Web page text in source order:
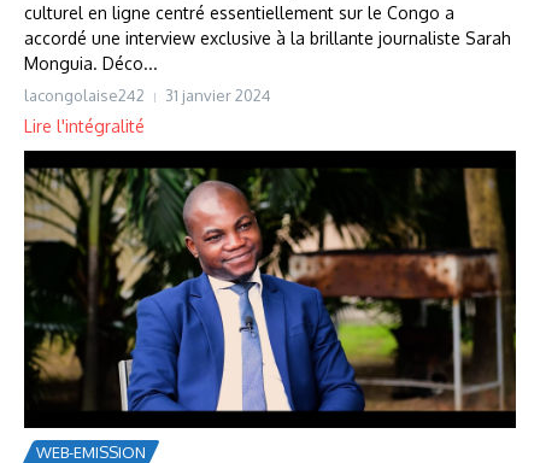
culturel en ligne centré essentiellement sur le Congo a
accordé une interview exclusive à la brillante journaliste Sarah
Monguia. Déco...
lacongolaise242 31 janvier 2024
Lire l'intégralité
WEB-EMISSION